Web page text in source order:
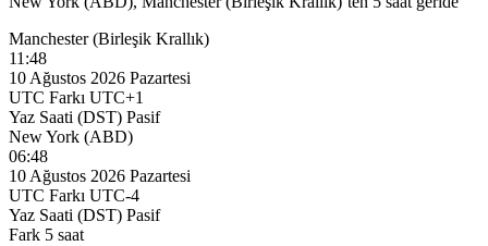
Manchester (Birleşik Krallık)
11:48
10 Ağustos 2026 Pazartesi
UTC Farkı UTC+1
Yaz Saati (DST) Pasif
New York (ABD)
06:48
10 Ağustos 2026 Pazartesi
UTC Farkı UTC-4
Yaz Saati (DST) Pasif
Fark 5 saat